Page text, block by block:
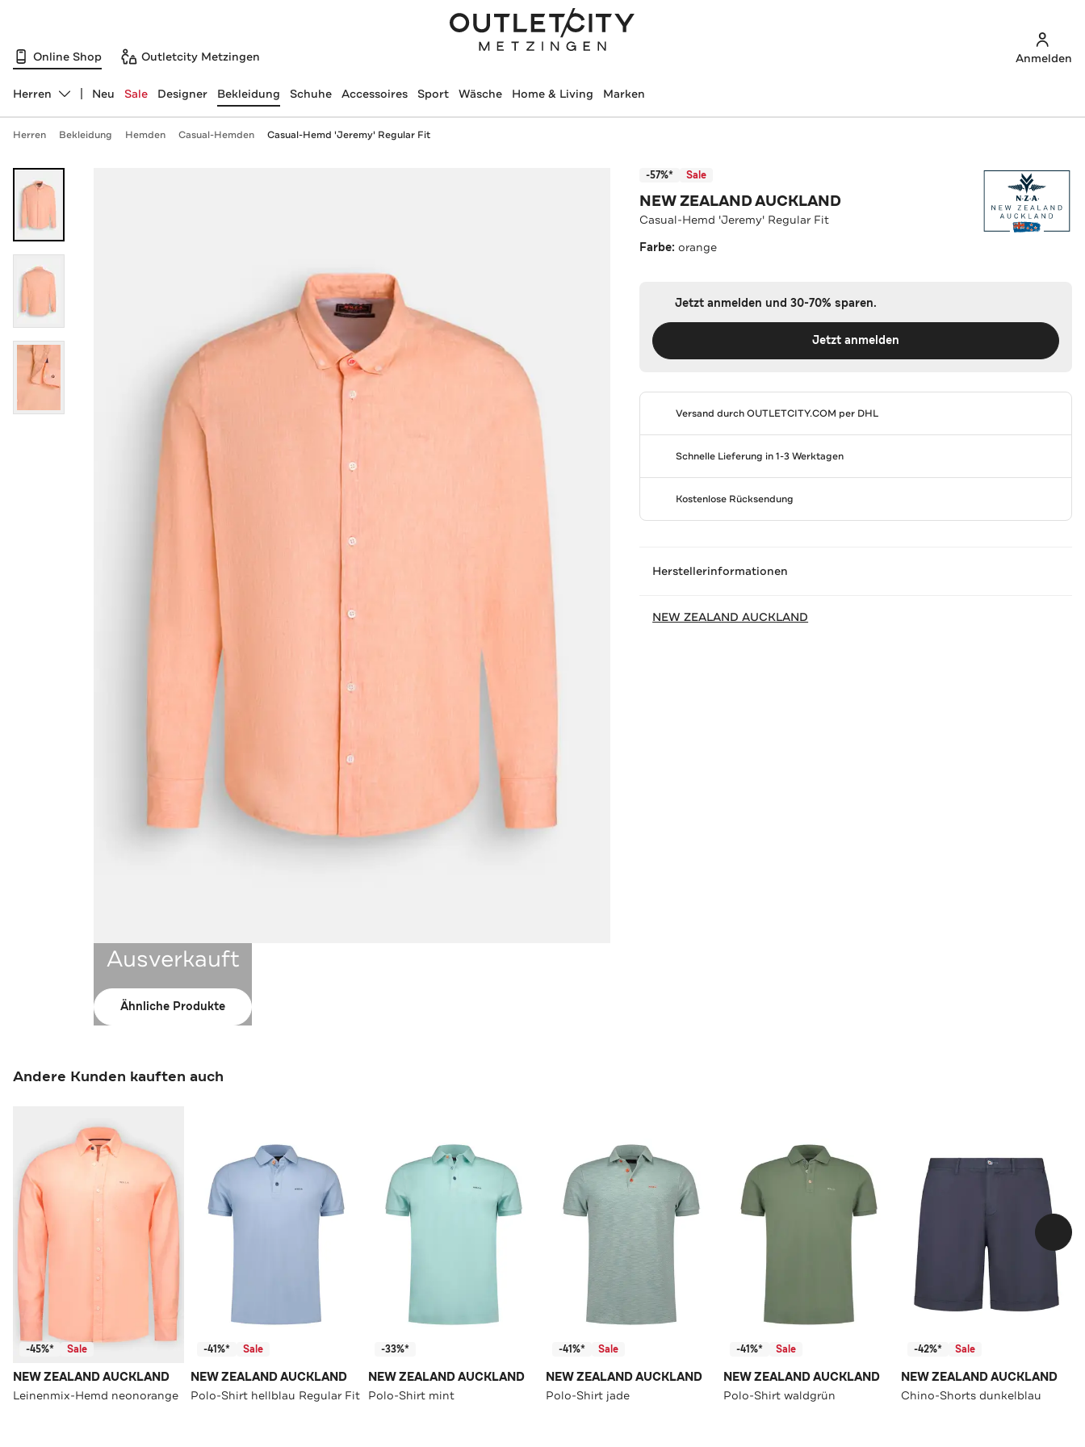
Online Shop Outletcity Metzingen Anmelden
Abteilung ändern, ausgewählt:
Herren Neu Sale Designer Bekleidung Schuhe Accessoires Sport Wäsche Home & Living Marken
Herren Bekleidung Hemden Casual-Hemden Casual-Hemd 'Jeremy' Regular Fit
Ausverkauft
Ähnliche Produkte
-57%* Sale
NEW ZEALAND AUCKLAND
Casual-Hemd 'Jeremy' Regular Fit
Farbe:orange
Jetzt anmelden und 30-70% sparen.
Jetzt anmelden
Versand durchOUTLETCITY.COM per DHL
Schnelle Lieferung in 1-3 Werktagen
Kostenlose Rücksendung
Herstellerinformationen
NEW ZEALAND AUCKLAND
Andere Kunden kauften auch
-45%* Sale
NEW ZEALAND AUCKLAND
Leinenmix-Hemd neonorange
-41%* Sale
NEW ZEALAND AUCKLAND
Polo-Shirt hellblau Regular Fit
-33%*
NEW ZEALAND AUCKLAND
Polo-Shirt mint
-41%* Sale
NEW ZEALAND AUCKLAND
Polo-Shirt jade
-41%* Sale
NEW ZEALAND AUCKLAND
Polo-Shirt waldgrün
-42%* Sale
NEW ZEALAND AUCKLAND
Chino-Shorts dunkelblau